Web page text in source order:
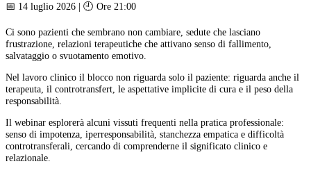
📅 14 luglio 2026 | 🕘 Ore 21:00
Ci sono pazienti che sembrano non cambiare, sedute che lasciano
frustrazione, relazioni terapeutiche che attivano senso di fallimento,
salvataggio o svuotamento emotivo.
Nel lavoro clinico il blocco non riguarda solo il paziente: riguarda anche il
terapeuta, il controtransfert, le aspettative implicite di cura e il peso della
responsabilità.
Il webinar esplorerà alcuni vissuti frequenti nella pratica professionale:
senso di impotenza, iperresponsabilità, stanchezza empatica e difficoltà
controtransferali, cercando di comprenderne il significato clinico e
relazionale.